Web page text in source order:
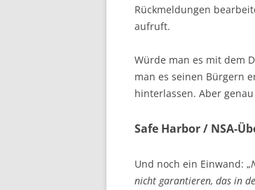
Rückmeldungen
aufruft.
Würde man es mit dem
man es seinen Bürgern
hinterlassen. Aber
Safe Harbor / NSA-
Und noch ein Einwand: „
nicht garantieren, das in